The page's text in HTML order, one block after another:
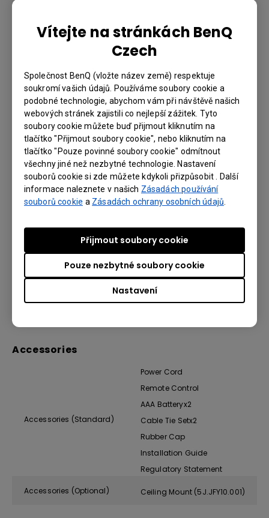
Vítejte na stránkách BenQ
Czech
Společnost BenQ (vložte název země) respektuje
soukromí vašich údajů. Používáme soubory cookie a
podobné technologie, abychom vám při návštěvě našich
webových stránek zajistili co nejlepší zážitek. Tyto
soubory cookie můžete buď přijmout kliknutím na
tlačítko "Přijmout soubory cookie", nebo kliknutím na
tlačítko "Pouze povinné soubory cookie" odmítnout
všechny jiné než nezbytné technologie. Nastavení
souborů cookie si zde můžete kdykoli přizpůsobit . Další
informace naleznete v našich Zásadách používání
souborů cookie a Zásadách ochrany osobních údajů
Nastavení
Pouze nezbytné soubory cookie
Přijmout soubory cookie
Power
Max 595W. Normal 540W. Eco
Standby Power Consumption Normal < 0.5W. Network < 3W.
Dimension and Weight
Product Dimensions (WxHxD) 470.7x 224.9 x 564.7 mm
Product Weight 19.2kg
Operation Condition
Operating Temperature 0 ~ 40oC
Noise Level (Normal/Eco) 37 /34 dBA
Accessories
Accessories (Standard)
Power Cord
Remote Control
AAA Batteryx2
Cable Tie Setx2
Rubber Cap
Installation Guide
Regulatory Statement
Accessories (Optional) Ceiling Mount (5J.JFY10.001)